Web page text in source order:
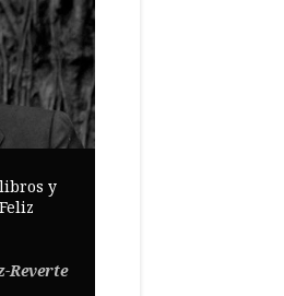
y
Reverte